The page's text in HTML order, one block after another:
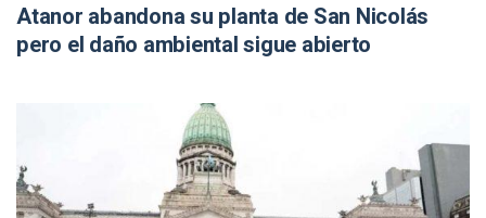
Atanor abandona su planta de San Nicolás
pero el daño ambiental sigue abierto